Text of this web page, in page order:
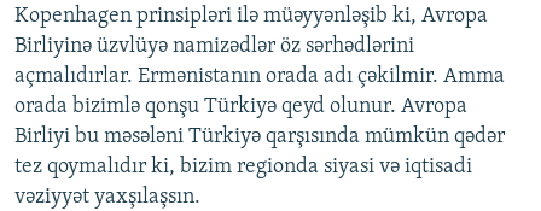
Kopenhagen prinsipləri ilə müəyyənləşib ki, Avropa
Birliyinə üzvlüyə namizədlər öz sərhədlərini
açmalıdırlar. Ermənistanın orada adı çəkilmir. Amma
orada bizimlə qonşu Türkiyə qeyd olunur. Avropa
Birliyi bu məsələni Türkiyə qarşısında mümkün qədər
tez qoymalıdır ki, bizim regionda siyasi və iqtisadi
vəziyyət yaxşılaşsın.